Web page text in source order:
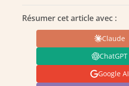
Résumer cet article avec :
Claude
ChatGPT
Google AI